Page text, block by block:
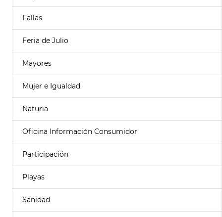
Fallas
Feria de Julio
Mayores
Mujer e Igualdad
Naturia
Oficina Información Consumidor
Participación
Playas
Sanidad